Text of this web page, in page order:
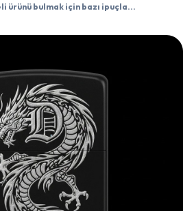
ürünü bulmak için bazı ipuçla...